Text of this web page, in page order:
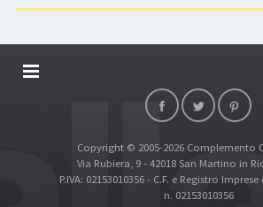
DALLARIVOLLEY SOSTIENE
TOP RICERCHE
SITE MAP
Copyright © 2005-2026 Complemento
Via Rubiera, 9 - 42018 San Martino in
P.IVA: 02153010356 - C.F. e Registro
n. 02153010356